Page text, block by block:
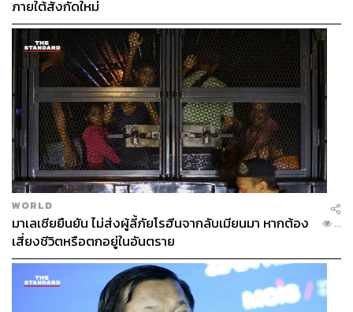
ภายใต้สังกัดใหม่
WORLD
มาเลเซียยืนยัน ไม่ส่งผู้ลี้ภัยโรฮีนจากลับเมียนมา หากต้อง
เสี่ยงชีวิตหรือตกอยู่ในอันตราย
...